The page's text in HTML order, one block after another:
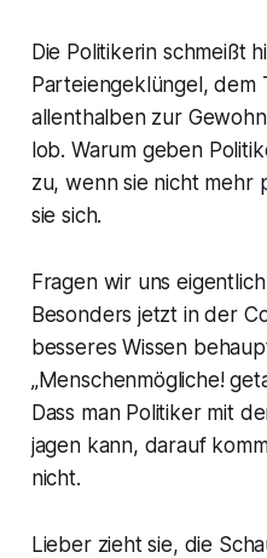
Die Politikerin schmeißt
Parteiengeklüngel, dem
allenthalben zur
lob. Warum geben
zu, wenn sie nicht mehr
sie sich.
Fragen wir uns
Besonders jetzt in der
besseres Wissen
„Menschenmögliche!
Dass man Politiker mit
jagen kann, darauf
nicht.
Lieber zieht sie, die